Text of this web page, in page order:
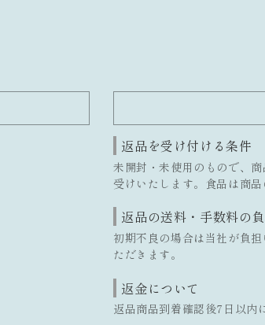
返品を受け付ける条件
未開封・未使用のもので、
受けいたします。食品は商
返品の送料・手数料の
初期不良の場合は当社が負
ただきます。
返金について
返品商品到着確認後7日以内